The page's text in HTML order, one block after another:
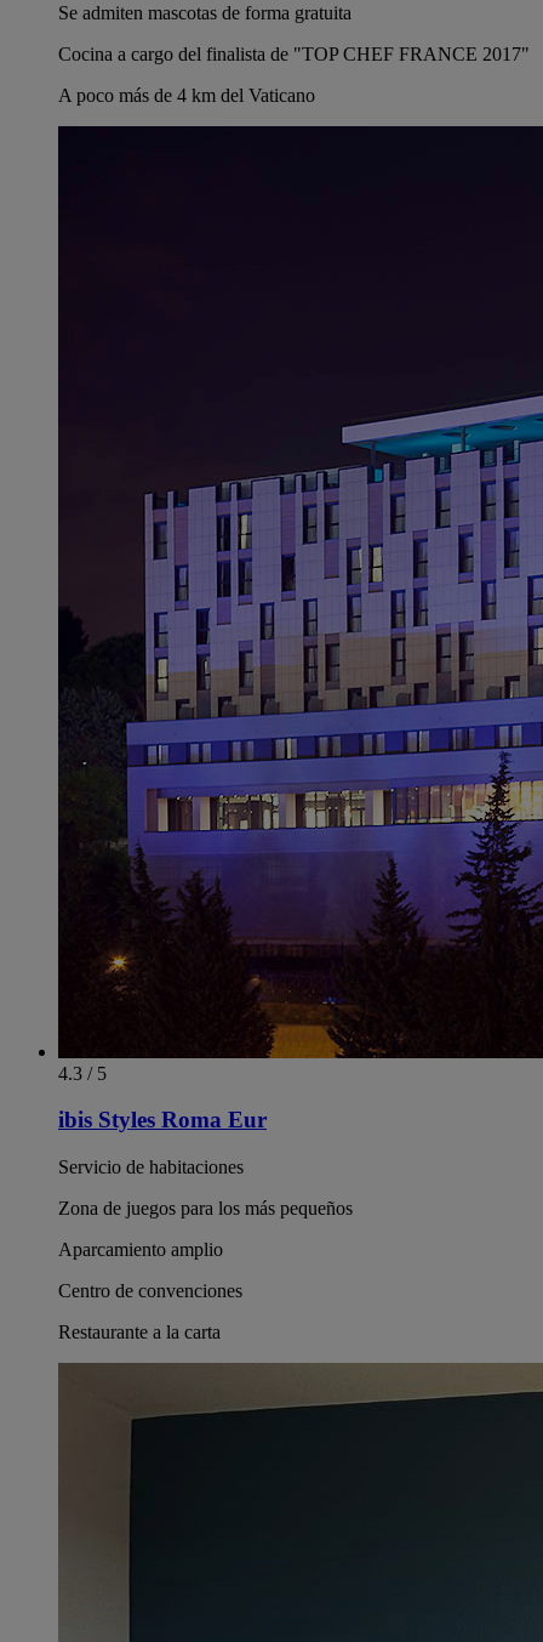
Se admiten mascotas de forma gratuita
Cocina a cargo del finalista de "TOP CHEF FRANCE 2017"
A poco más de 4 km del Vaticano
4.3 / 5
ibis Styles Roma Eur
Servicio de habitaciones
Zona de juegos para los más pequeños
Aparcamiento amplio
Centro de convenciones
Restaurante a la carta